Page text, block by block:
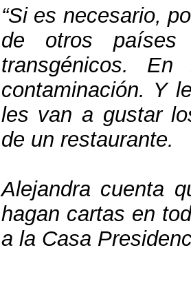
“Si es necesario,
de otros
transgénicos. En
contaminación. Y
les van a gustar
de un restaurante.
Alejandra cuenta
hagan cartas en
a la Casa